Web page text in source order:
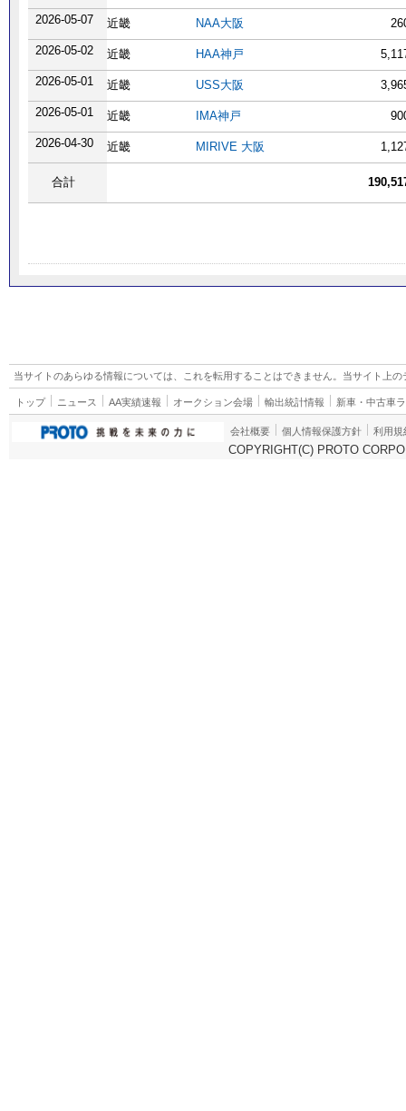
2026-05-07
近畿 NAA大阪
2026-05-02
近畿 HAA神戸
2026-05-01
近畿 USS大阪
2026-05-01
近畿 IMA神戸
2026-04-30
近畿 MIRIVE 大阪
合計
当サイトのあらゆる情報については、これを転用することはできません。当サイト上
トップ ニュース AA実績速報 オークション会場 輸出統計情報 新車・中古車
会社概要 個人情報保護方針 利用規
COPYRIGHT(C) PROTO